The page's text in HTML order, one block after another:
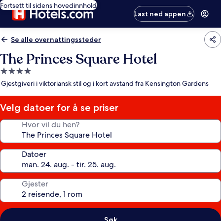
Fortsett til sidens hovedinnhold
Last ned appen
Se alle overnattingssteder
The Princes Square Hotel
Overnattingssted
med
stjerner
Gjestgiveri i viktoriansk stil og i kort avstand fra Kensington Gardens
Velg datoer for å se priser
Hvor vil du hen?
Datoer
Gjester